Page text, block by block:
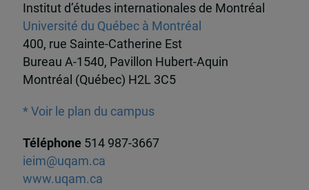
Institut d’études internationales de Montréal
Université du Québec à Montréal
400, rue Sainte-Catherine Est
Bureau A-1540, Pavillon Hubert-Aquin
Montréal (Québec) H2L 3C5
* Voir le plan du campus
Téléphone 514 987-3667
ieim@uqam.ca
www.uqam.ca